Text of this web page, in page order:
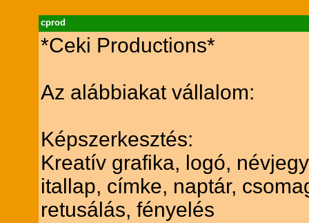
cprod
*Ceki Productions*
Az alábbiakat vállalom:
Képszerkesztés:
Kreatív grafika, logó,
itallap, címke, naptár,
retusálás, fényelés